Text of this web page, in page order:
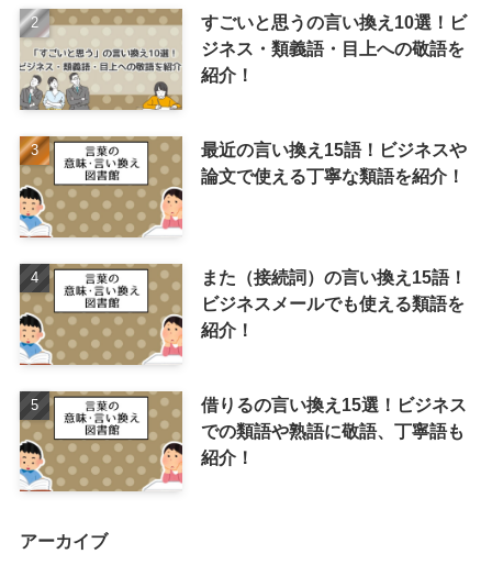
すごいと思うの言い換え10選！ビ
ジネス・類義語・目上への敬語を
紹介！
最近の言い換え15語！ビジネスや
論文で使える丁寧な類語を紹介！
また（接続詞）の言い換え15語！
ビジネスメールでも使える類語を
紹介！
借りるの言い換え15選！ビジネス
での類語や熟語に敬語、丁寧語も
紹介！
アーカイブ